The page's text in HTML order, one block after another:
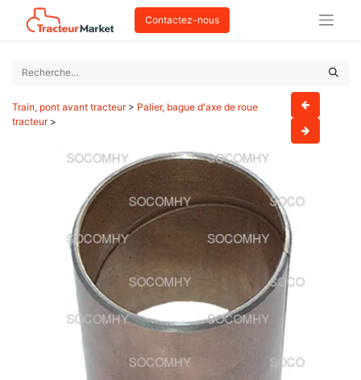
Contactez-nous
Train, pont avant tracteur> Palier, bague d'axe de roue
tracteur>